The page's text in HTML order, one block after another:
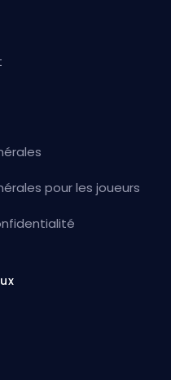
pour les joueurs